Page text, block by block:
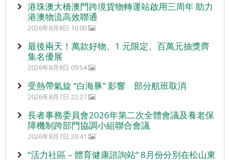
港珠澳大橋澳門跨境貨物轉運站啟用三周年 助力
港澳物流高效聯通
2026年8月8日 10:00
最後兩天！萬款好物、1 元限定、百萬元抽獎齊
集名優展
2026年8月8日 09:54
受熱帶氣旋 “白海豚” 影響 部分航班取消
2026年8月7日 22:27
長者事務委員會2026年第二次全體會議及養老保
障機制跨部門協調小組聯合會議
2026年8月7日 20:41
“活力社區 – 體育健康諮詢站” 8月份分別在松山東